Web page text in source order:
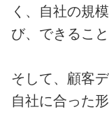
く、自社の規
び、できるこ
そして、顧客
自社に合った